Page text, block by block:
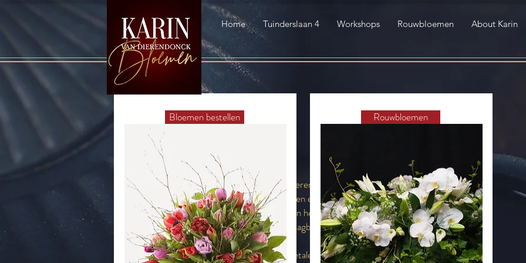
Home Tuinderslaan 4 Workshops Rouwbloemen About Karin
Gelukt!
Je bent ingeschreven.
Je gaat een workshop doen bij Karin van Dierendonck
Bloemen.
Je ontvangt binnen enkele minuten een
email met de details die we van je ontvangen hebben.
Deze inschrijving is bindend en niet overdraagbaar.
Je kunt het lesgeld in het atelier contant betalen en
Bloemen bestellen Rouwbloemen